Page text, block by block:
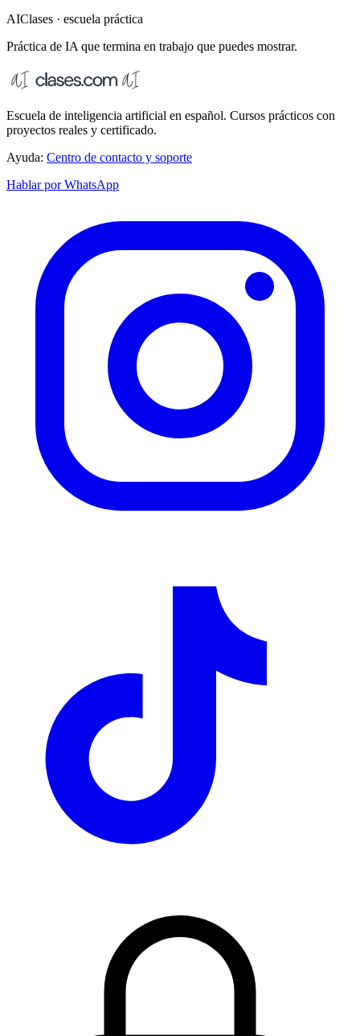
AIClases · escuela práctica
Práctica de IA que termina en trabajo que puedes mostrar.
Escuela de inteligencia artificial en español. Cursos prácticos con
proyectos reales y certificado.
Ayuda: Centro de contacto y soporte
Hablar por WhatsApp